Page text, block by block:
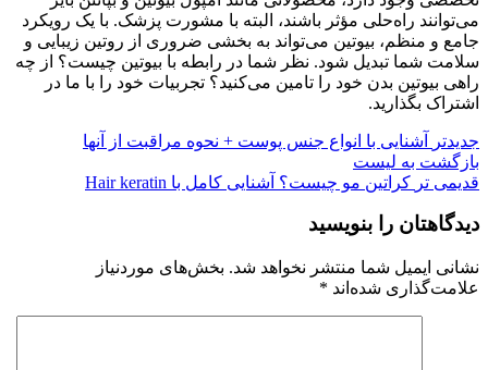
می‌توانند راه‌حلی مؤثر باشند، البته با مشورت پزشک. با یک رویکرد
جامع و منظم، بیوتین می‌تواند به بخشی ضروری از روتین زیبایی و
سلامت شما تبدیل شود. نظر شما در رابطه با بیوتین چیست؟ از چه
راهی بیوتین بدن خود را تامین می‌کنید؟ تجربیات خود را با ما در
اشتراک بگذارید.
جدیدتر
آشنایی با انواع جنس پوست + نحوه مراقبت از آنها
بازگشت به لیست
قدیمی تر کراتین مو چیست؟ آشنایی کامل با Hair keratin
دیدگاهتان را بنویسید
نشانی ایمیل شما منتشر نخواهد شد. بخش‌های موردنیاز
علامت‌گذاری شده‌اند *